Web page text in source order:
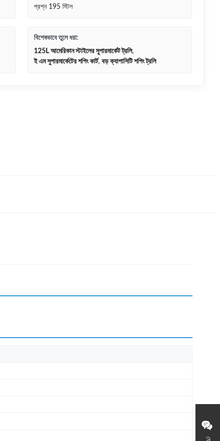
প্রশ্ন 195 স্টিল
বিশেষভাবে তুলে ধরা:
125L আমেরিকান স্টাইলের সুপারমার্কেট ট্রলি,
ই এম সুপারমার্কেটের শপিং কার্ট, বড় ক্যাপাসিটি শপিং ট্রলি